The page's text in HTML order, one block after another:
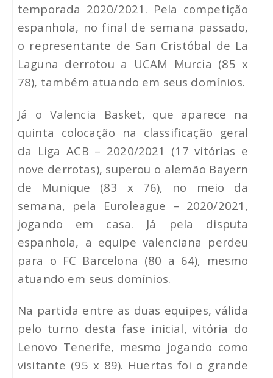
temporada 2020/2021. Pela competição
espanhola, no final de semana passado,
o representante de San Cristóbal de La
Laguna derrotou a UCAM Murcia (85 x
78), também atuando em seus domínios.
Já o Valencia Basket, que aparece na
quinta colocação na classificação geral
da Liga ACB – 2020/2021 (17 vitórias e
nove derrotas), superou o alemão Bayern
de Munique (83 x 76), no meio da
semana, pela Euroleague – 2020/2021,
jogando em casa. Já pela disputa
espanhola, a equipe valenciana perdeu
para o FC Barcelona (80 a 64), mesmo
atuando em seus domínios.
Na partida entre as duas equipes, válida
pelo turno desta fase inicial, vitória do
Lenovo Tenerife, mesmo jogando como
visitante (95 x 89). Huertas foi o grande